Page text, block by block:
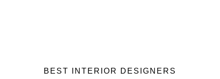
BEST INTERIOR DESIGNERS